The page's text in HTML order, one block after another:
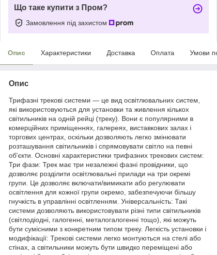
Що таке купити з Пром?
Замовлення під захистом
Опис Характеристики Доставка Оплата Умови
Опис
Трифазні трекові системи — це вид освітлювальних систем,
які використовуються для установки та живлення кількох
світильників на одній рейці (треку). Вони є популярними в
комерційних приміщеннях, галереях, виставкових залах і
торгових центрах, оскільки дозволяють легко змінювати
розташування світильників і спрямовувати світло на певні
об'єкти. Основні характеристики трифазних трекових систем:
Три фази: Трек має три незалежні фазні провідники, що
дозволяє розділити освітлювальні прилади на три окремі
групи. Це дозволяє включати/вимикати або регулювати
освітлення для кожної групи окремо, забезпечуючи більшу
гнучкість в управлінні освітленням. Універсальність: Такі
системи дозволяють використовувати різні типи світильників
(світлодіодні, галогенні, металогалогенні тощо), які можуть
бути сумісними з конкретним типом треку. Легкість установки і
модифікації: Трекові системи легко монтуються на стелі або
стінах, а світильники можуть бути швидко переміщені або